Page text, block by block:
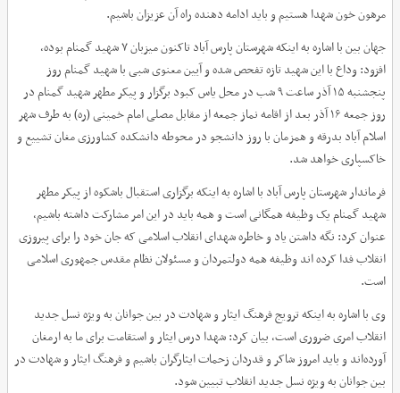
مرهون خون شهدا هستیم و باید ادامه دهنده راه آن عزیزان باشیم.
جهان بین با اشاره به اینکه شهرستان پارس آباد تاکنون میزبان ۷ شهید گمنام بوده،
افزود: وداع با این شهید تازه تفحص شده و آیین معنوی شبی با شهید گمنام روز
پنجشنبه ۱۵ آذر ساعت ۹ شب در محل یاس کبود برگزار و پیکر مطهر شهید گمنام در
روز جمعه ۱۶ آذر بعد از اقامه نماز جمعه از مقابل مصلی امام خمینی (ره) به طرف شهر
اسلام آباد بدرقه و همزمان با روز دانشجو در محوطه دانشکده کشاورزی مغان تشییع و
خاکسپاری خواهد شد.
فرماندار شهرستان پارس آباد با اشاره به اینکه برگزاری استقبال باشکوه از پیکر مطهر
شهید گمنام یک وظیفه همگانی است و همه باید در این امر مشارکت داشته باشیم،
عنوان کرد: نگه داشتن یاد و خاطره شهدای انقلاب اسلامی که جان خود را برای پیروزی
انقلاب فدا کرده اند وظیفه همه دولتمردان و مسئولان نظام مقدس جمهوری اسلامی
است.
وی با اشاره به اینکه ترویج فرهنگ ایثار و شهادت در بین جوانان به ویژه نسل جدید
انقلاب امری ضروری است، بیان کرد: شهدا درس ایثار و استقامت برای ما به ارمغان
آورده‌اند و باید امروز شاکر و قدردان زحمات ایثارگران باشیم و فرهنگ ایثار و شهادت در
بین جوانان به ویژه نسل جدید انقلاب تبیین شود.